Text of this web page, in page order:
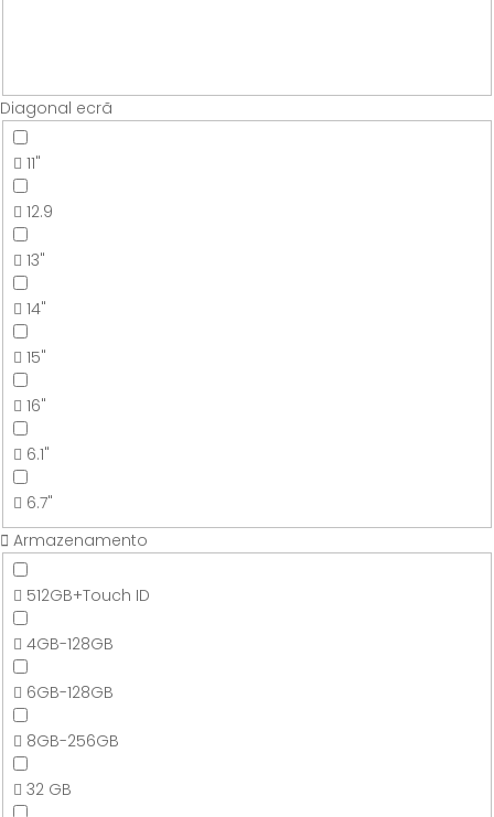
Diagonal ecrã
11"
12.9
13"
14"
15"
16"
6.1"
6.7"
Armazenamento
512GB+Touch ID
4GB-128GB
6GB-128GB
8GB-256GB
32 GB